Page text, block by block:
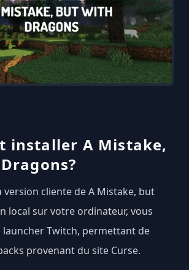
installer A Mistake,
version cliente de A Mistake, but
local sur votre ordinateur, vous
launcher Twitch, permettant de
provenant du site Curse.